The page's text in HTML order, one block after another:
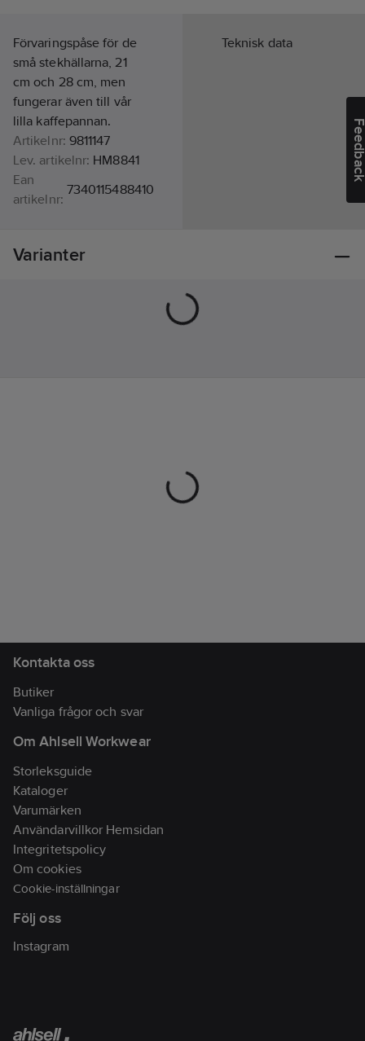
Förvaringspåse för de
små stekhällarna, 21
cm och 28 cm, men
fungerar även till vår
lilla kaffepannan.
Artikelnr: 9811147
Lev. artikelnr: HM8841
Ean
artikelnr:
7340115488410
Teknisk data
Varianter
Kontakta oss
Butiker
Vanliga frågor och svar
Om Ahlsell Workwear
Storleksguide
Kataloger
Varumärken
Användarvillkor Hemsidan
Integritetspolicy
Om cookies
Cookie-inställningar
Följ oss
Instagram